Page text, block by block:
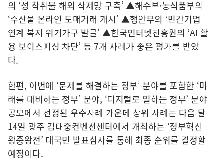
의 ‘성 착취물 해외 삭제망 구축’ ▲해수부·농식품부의
‘수산물 온라인 도매거래 개시’ ▲행안부의 ‘민간기업
연계 복지 위기가구 발굴’ ▲한국인터넷진흥원의 ‘AI 활
용 보이스피싱 차단’ 등 7개 사례가 좋은 평가를 받았
다.
한편, 이번에 ‘문제를 해결하는 정부’ 분야를 포함한 ‘미
래를 대비하는 정부’ 분야, ‘디지털로 일하는 정부’ 분야
공모에서 선정된 우수사례 가운데 상위 사례는 다음 달
14일 광주 김대중컨벤션센터에서 개최하는 ‘정부혁신
왕중왕전’ 대국민 발표심사를 통해 최종 순위를 결정할
예정이다.